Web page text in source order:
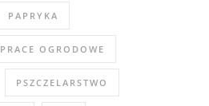
PAPRYKA
PRACE OGRODOWE
PSZCZELARSTWO